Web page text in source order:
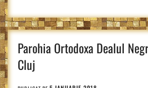
Parohia Ortodoxa Dealul
Cluj